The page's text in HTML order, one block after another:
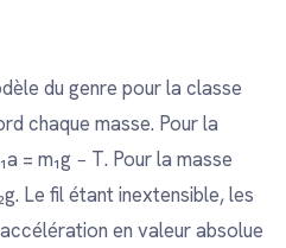
du genre pour la classe
chaque masse. Pour la
= m₁g − T. Pour la masse
Le fil étant inextensible, les
en valeur absolue